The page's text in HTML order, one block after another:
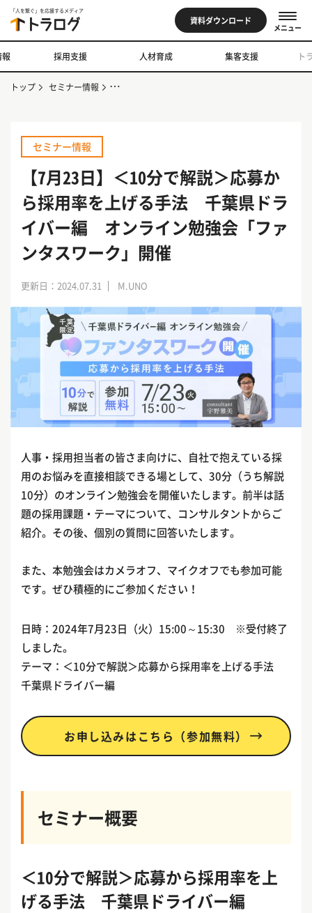
「人を繋ぐ」を応援するメディア
資料ダウンロード
メニュー
採用支援 人材育成 集客支援 ト
トップ セミナー情報 【7月23日】＜10分で解説＞応募から採用率を上
セミナー情報
【7月23日】＜10分で解説＞応募か
ら採用率を上げる手法 千葉県ドラ
イバー編 オンライン勉強会「ファ
ンタスワーク」開催
更新日：2024.07.31 M.UNO
人事・採用担当者の皆さま向けに、自社で抱えている採
用のお悩みを直接相談できる場として、30分（うち解説
10分）のオンライン勉強会を開催いたします。前半は話
題の採用課題・テーマについて、コンサルタントからご
紹介。その後、個別の質問に回答いたします。
また、本勉強会はカメラオフ、マイクオフでも参加可能
です。ぜひ積極的にご参加ください！
日時：2024年7月23日（火）15:00～15:30 ※受付終了
しました。
テーマ：＜10分で解説＞応募から採用率を上げる手法
千葉県ドライバー編
お申し込みはこちら（参加無料）
セミナー概要
＜10分で解説＞応募から採用率を上
げる手法 千葉県ドライバー編